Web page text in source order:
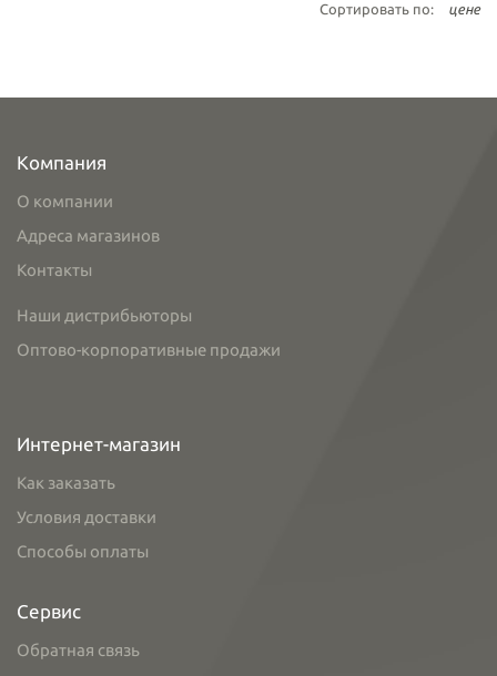
Сортировать по: цене
Компания
О компании
Адреса магазинов
Контакты
Наши дистрибьюторы
Оптово-корпоративные продажи
Интернет-магазин
Как заказать
Условия доставки
Способы оплаты
Сервис
Обратная связь